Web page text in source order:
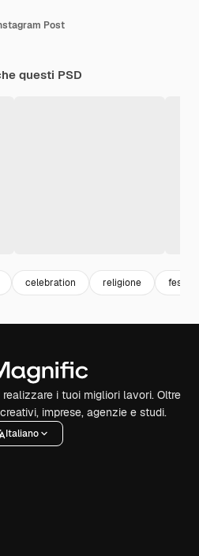
Post
questi PSD
celebration religione
i tuoi migliori lavori. Oltre
imprese, agenzie e studi.
Italiano